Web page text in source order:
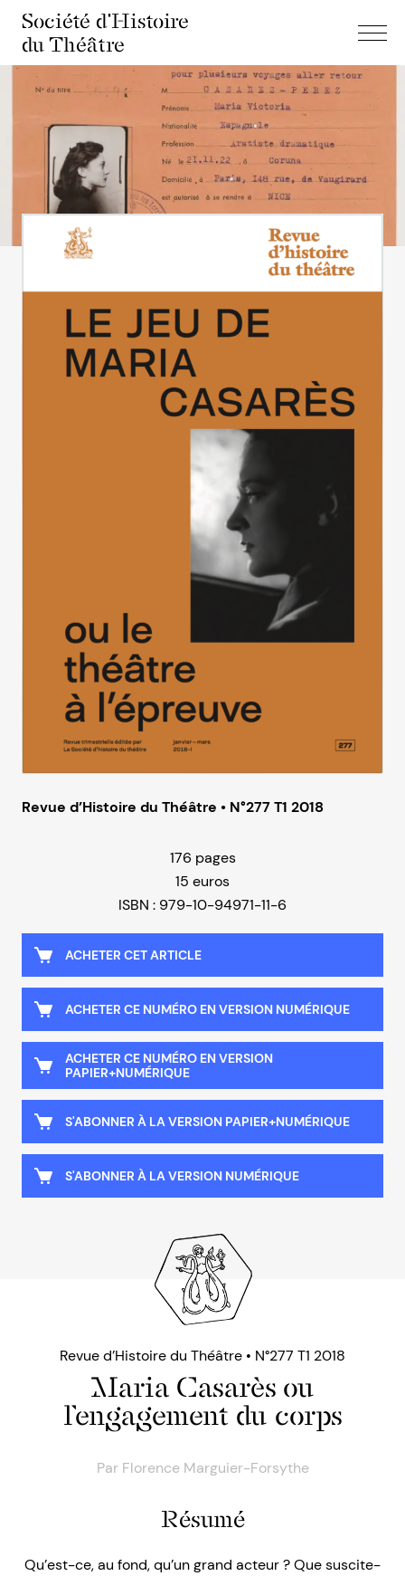
Société d'Histoire
du Théâtre
Revue d’Histoire du Théâtre • N°277 T1 2018
176 pages
15 euros
ISBN : 979-10-94971-11-6
ACHETER CET ARTICLE
ACHETER CE NUMÉRO EN VERSION NUMÉRIQUE
ACHETER CE NUMÉRO EN VERSION
PAPIER+NUMÉRIQUE
S'ABONNER À LA VERSION PAPIER+NUMÉRIQUE
S'ABONNER À LA VERSION NUMÉRIQUE
Revue d’Histoire du Théâtre • N°277 T1 2018
Maria Casarès ou
l’engagement du corps
Par Florence Marguier-Forsythe
Résumé
Qu’est-ce, au fond, qu’un grand acteur ? Que suscite-